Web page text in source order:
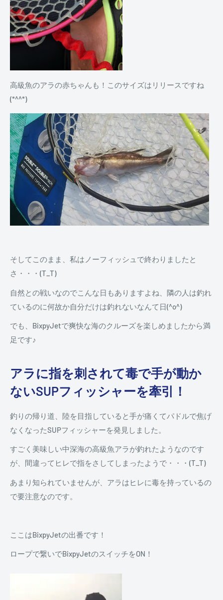
高級魚のアラの赤ちゃんも！このサイズはリリースですね
(*^^*)
そしてこのまま、私はノーフィッシュで終わりましたと
さ・・・(T_T)
自然との戦いなのでこんな日もありますよね、隣の人は釣れ
ているのに何故か自分だけは釣れないなんて日(^o^)
でも、BixpyJetで爽快な海のクルーズを楽しめましたから満
足です♪
アラに指を刺されて毒で手が動か
ないSUPフィッシャーを牽引！
釣りの帰り道、陸を目指していると手が痛くてパドルで焦げ
なくなったSUPフィッシャーを発見しました。
すごく美味しい中深海の高級魚アラが釣れたようなのです
が、間違ってヒレで指をさしてしまったようで・・・(T_T)
あまり知られていませんが、アラはヒレに毒を持っているの
で要注意なのです。
ここはBixpyJetの出番です！
ロープで繋いでBixpyJetのスイッチをON！